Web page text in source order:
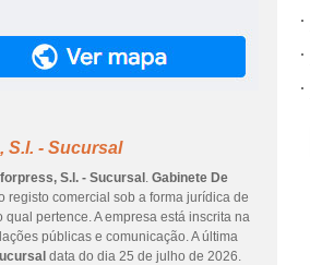
S.l. - Sucursal
S.l. - Sucursal . Gabinete De
registo comercial sob a forma jurídica de
pertence. A empresa está inscrita na
públicas e comunicação. A última
data do dia 25 de julho de 2026.